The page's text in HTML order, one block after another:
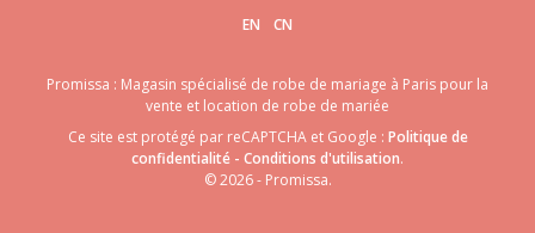
EN CN
Promissa : Magasin spécialisé de robe de mariage à Paris pour la
vente et location de robe de mariée
Ce site est protégé par reCAPTCHA et Google : Politique de
confidentialité - Conditions d'utilisation.
© 2026 - Promissa.